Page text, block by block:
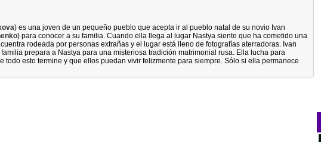
) es una joven de un pequeño pueblo que acepta ir al pueblo natal de su novio Ivan
) para conocer a su familia. Cuando ella llega al lugar Nastya siente que ha cometido una
rodeada por personas extrañas y el lugar está lleno de fotografías aterradoras. Ivan
prepara a Nastya para una misteriosa tradición matrimonial rusa. Ella lucha para
todo esto termine y que ellos puedan vivir felizmente para siempre. Sólo si ella permanece